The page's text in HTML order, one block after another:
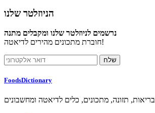
הניוזלטר שלנו
נרשמים לניוזלטר שלנו ומקבלים מתנה
חוברת מתכונים מהירים לדיאטה!
FoodsDictionary
בריאות, תזונה, מתכונים, כלים לדיאטה ומחשבונים